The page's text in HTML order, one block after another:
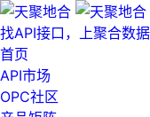
找API接口，上聚合数据
首页
API市场
OPC社区